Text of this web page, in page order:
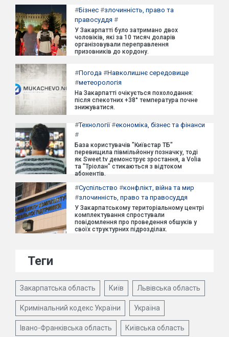
#Бізнес #злочинність, право та
правосуддя #
У Закарпатті було затримано двох
чоловіків, які за 10 тисяч доларів
організовували переправлення
призовників до кордону.
#Погода #Навколишнє середовище
#метеорологія
На Закарпатті очікується похолодання:
після спекотних +38° температура почне
знижуватися.
#Технології#економіка, бізнес та фінанси
#
База користувачів "Київстар ТБ"
перевищила півмільйонну позначку, тоді
як Sweet.tv демонструє зростання, а Volia
та "Тріолан" стикаються з відтоком
абонентів.
#Суспільство #конфлікт, війна та мир
#злочинність, право та правосуддя
У Закарпатському територіальному центрі
комплектування спростували
повідомлення про проведення обшуків у
своїх структурних підрозділах.
Теги
Закарпатська область Київ Львівська область
Кримінальний кодекс України Україна
Івано-Франківська область Київська область